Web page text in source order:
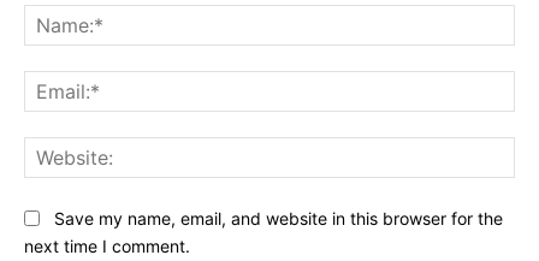
Save my name, email, and website in this browser for the
next time I comment.